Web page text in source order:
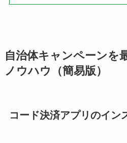
自治体キャンペーンを
ノウハウ（簡易版）
コード決済アプリのイン